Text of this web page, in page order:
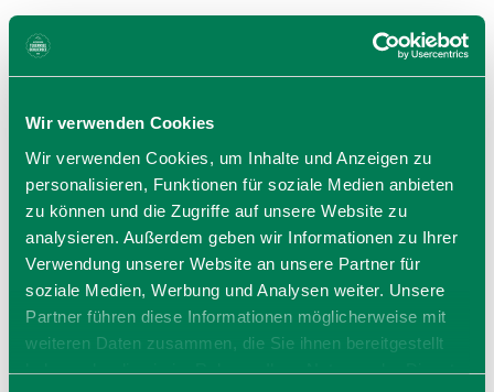
Wir verwenden Cookies
Wir verwenden Cookies, um Inhalte und Anzeigen zu
personalisieren, Funktionen für soziale Medien anbieten
zu können und die Zugriffe auf unsere Website zu
analysieren. Außerdem geben wir Informationen zu Ihrer
Verwendung unserer Website an unsere Partner für
soziale Medien, Werbung und Analysen weiter. Unsere
Partner führen diese Informationen möglicherweise mit
weiteren Daten zusammen, die Sie ihnen bereitgestellt
haben oder die sie im Rahmen Ihrer Nutzung der Dienste
Veranstalter
83607 Holzkirchen
Tel.:
zur Website
E-Mail verfassen